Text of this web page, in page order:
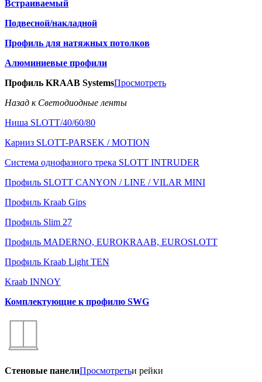
Встраиваемый
Подвесной/накладной
Профиль для натяжных потолков
Алюминиевые профили
Профиль KRAAB SystemsПросмотреть
Назад к Светодиодные ленты
Ниша SLOTT/40/60/80
Карниз SLOTT-PARSEK / MOTION
Система однофазного трека SLOTT INTRUDER
Профиль SLOTT CANYON / LINE / VILAR MINI
Профиль Kraab Gips
Профиль Slim 27
Профиль MADERNO, EUROKRAAB, EUROSLOTT
Профиль Kraab Light TEN
Kraab INNOY
Комплектующие к профилю SWG
Стеновые панелиПросмотретьи рейки